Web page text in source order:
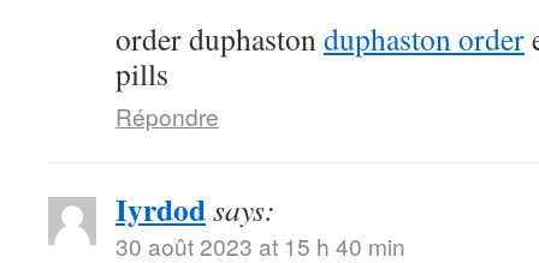
order duphastonduphaston order
pills
Répondre
Iyrdodsays:
30 août 2023 at 15 h 40 min